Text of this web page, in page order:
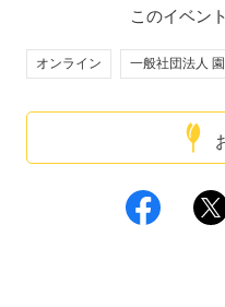
このイベン
オンライン 一般社団法人